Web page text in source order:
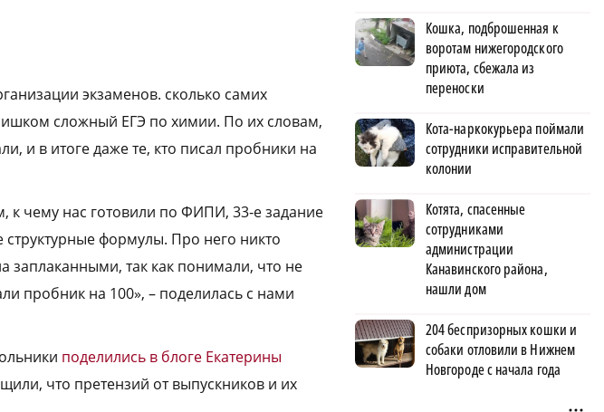
экзаменов. сколько самих
сложный ЕГЭ по химии. По их словам,
и в итоге даже те, кто писал пробники на
к чему нас готовили по ФИПИ, 33‑е задание
формулы. Про него никто
заплаканными, так как понимали, что не
пробник на 100», – поделилась с нами
поделились в блоге Екатерины
что претензий от выпускников и их
Кошка, подброшенная к
воротам нижегородского
приюта, сбежала из
переноски
Кота-наркокурьера поймали
сотрудники исправительной
колонии
Котята, спасенные
сотрудниками
администрации
Канавинского района,
нашли дом
204 беспризорных кошки и
собаки отловили в Нижнем
Новгороде с начала года